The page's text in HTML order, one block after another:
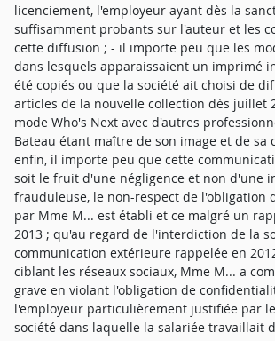
licenciement, l'employeur ayant dès la
suffisamment probants sur l'auteur et les
cette diffusion ; - il importe peu que les
dans lesquels apparaissaient un imprimé
été copiés ou que la société ait choisi de
articles de la nouvelle collection dès juillet
mode Who's Next avec d'autres
Bateau étant maître de son image et de sa
enfin, il importe peu que cette
soit le fruit d'une négligence et non d'une
frauduleuse, le non-respect de l'obligation
par Mme M... est établi et ce malgré un
2013 ; qu'au regard de l'interdiction de la
communication extérieure rappelée en
ciblant les réseaux sociaux, Mme M... a
grave en violant l'obligation de
l'employeur particulièrement justifiée par
société dans laquelle la salariée travaillait